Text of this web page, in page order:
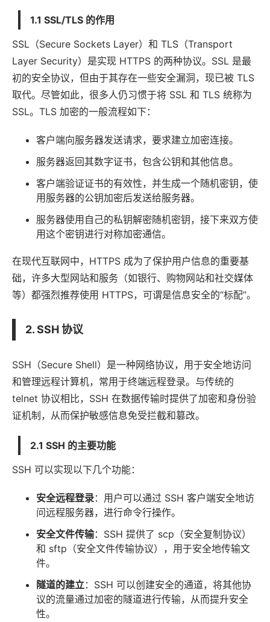
1.1 SSL/TLS 的作用
SSL（Secure Sockets Layer）和 TLS（Transport
Layer Security）是实现 HTTPS 的两种协议。SSL 是最
初的安全协议，但由于其存在一些安全漏洞，现已被 TLS
取代。尽管如此，很多人仍习惯于将 SSL 和 TLS 统称为
SSL。TLS 加密的一般流程如下：
客户端向服务器发送请求，要求建立加密连接。
服务器返回其数字证书，包含公钥和其他信息。
客户端验证证书的有效性，并生成一个随机密钥，使
用服务器的公钥加密后发送给服务器。
服务器使用自己的私钥解密随机密钥，接下来双方使
用这个密钥进行对称加密通信。
在现代互联网中，HTTPS 成为了保护用户信息的重要基
础，许多大型网站和服务（如银行、购物网站和社交媒体
等）都强烈推荐使用 HTTPS，可谓是信息安全的“标配”。
2. SSH 协议
SSH（Secure Shell）是一种网络协议，用于安全地访问
和管理远程计算机，常用于终端远程登录。与传统的
telnet 协议相比，SSH 在数据传输时提供了加密和身份验
证机制，从而保护敏感信息免受拦截和篡改。
2.1 SSH 的主要功能
SSH 可以实现以下几个功能：
安全远程登录：用户可以通过 SSH 客户端安全地访
问远程服务器，进行命令行操作。
安全文件传输：SSH 提供了 scp（安全复制协议）
和 sftp（安全文件传输协议），用于安全地传输文
件。
隧道的建立：SSH 可以创建安全的通道，将其他协
议的流量通过加密的隧道进行传输，从而提升安全
性。